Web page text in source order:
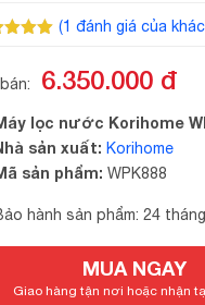
giá
(1 đánh giá của
6.350.000 đ
lọc nước Korihome
sản xuất: Korihome
sản phẩm: WPK888
hành sản phẩm: 24 tháng
MUA NGAY
Giao hàng tận nơi hoặc nhận